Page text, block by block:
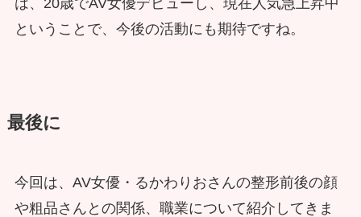
ということで、今後の活動にも期待ですね。
最後に
今回は、AV女優・るかわりおさんの整形前後の顔
や粗品さんとの関係、職業について紹介してきま